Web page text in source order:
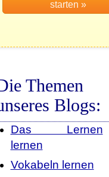
Themen
Blogs:
Das Lernen
lernen
Vokabeln lernen